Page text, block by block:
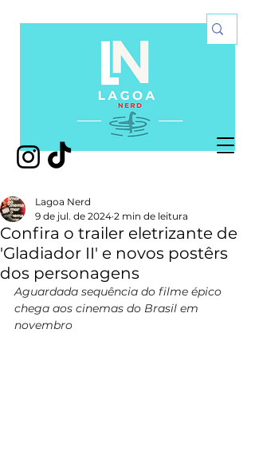
Confira o trailer eletrizante de
'Gladiador II' e novos postêrs
dos personagens
Lagoa Nerd
9 de jul. de 2024 2 min de leitura
Aguardada sequência do filme épico
chega aos cinemas do Brasil em
novembro